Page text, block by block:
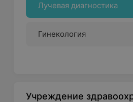
Лучевая диагностика
Гинекология
Учреждение